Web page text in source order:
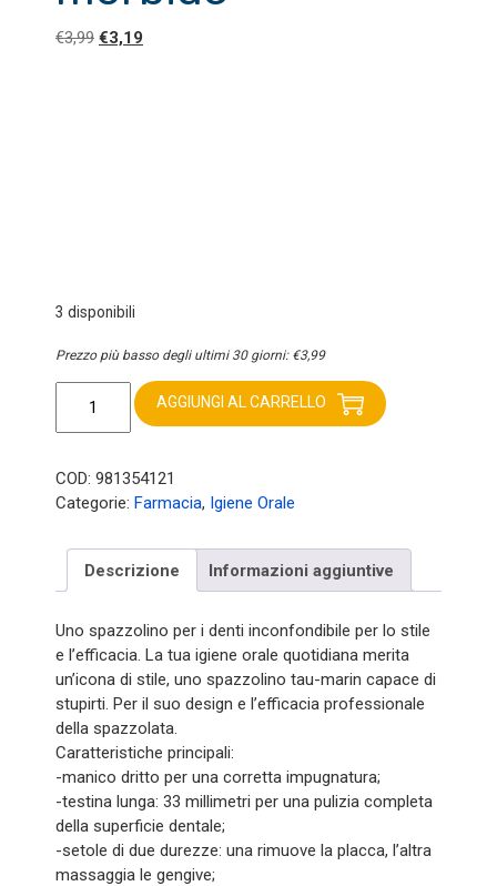
€3,99 Il
€3,19
3 disponibili
Prezzo più basso degli ultimi 30 giorni: €3,99
Marin
Spazzolino
setole
morbide
quantità
AGGIUNGI AL CARRELLO
COD: 981354121
Categorie: Farmacia, Igiene Orale
Descrizione Informazioni aggiuntive
Uno spazzolino per i denti inconfondibile per lo stile
e l’efficacia. La tua igiene orale quotidiana merita
un’icona di stile, uno spazzolino tau-marin capace di
stupirti. Per il suo design e l’efficacia professionale
della spazzolata.
Caratteristiche principali:
-manico dritto per una corretta impugnatura;
-testina lunga: 33 millimetri per una pulizia completa
della superficie dentale;
-setole di due durezze: una rimuove la placca, l’altra
massaggia le gengive;